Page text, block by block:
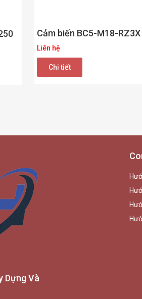
Cảm biến BC5-M18-RZ3X
Liên hệ
Chi tiết
Dựng Và